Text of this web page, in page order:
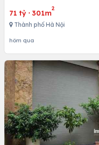
71 tỷ · 301m
2
Thành phố Hà Nội
hôm qua